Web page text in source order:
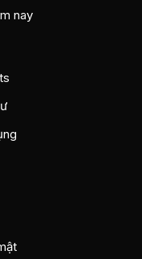
nay